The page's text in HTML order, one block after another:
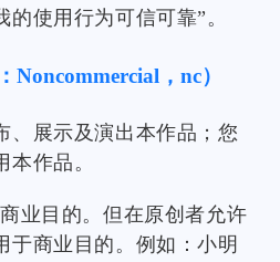
支付宝
使用行为可信可靠”。
，nc）
、展示及演出本作品；您
作品。
业目的。但在原创者允许
于商业目的。例如：小明